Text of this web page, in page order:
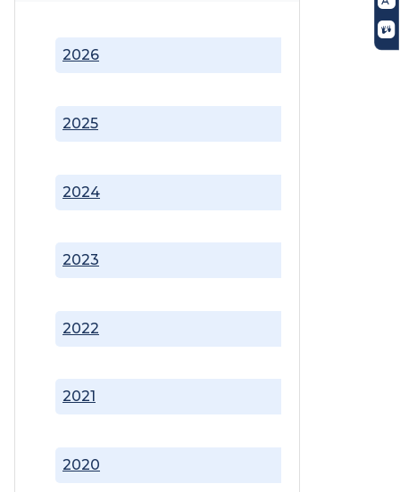
2020
2021
2022
2023
2024
2025
2026